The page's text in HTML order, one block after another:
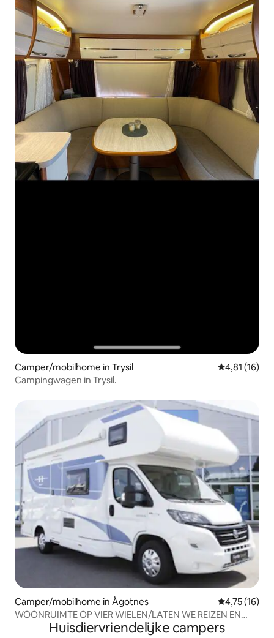
Camper/mobilhome in Trysil Gemiddelde
4,81 (16)
Campingwagen in Trysil.
Camper/mobilhome in Ågotnes Gemiddelde
4,75 (16)
WOONRUIMTE OP VIER WIELEN/LATEN WE REIZEN EN
VERBLIJVENHuisdiervriendelijke campers